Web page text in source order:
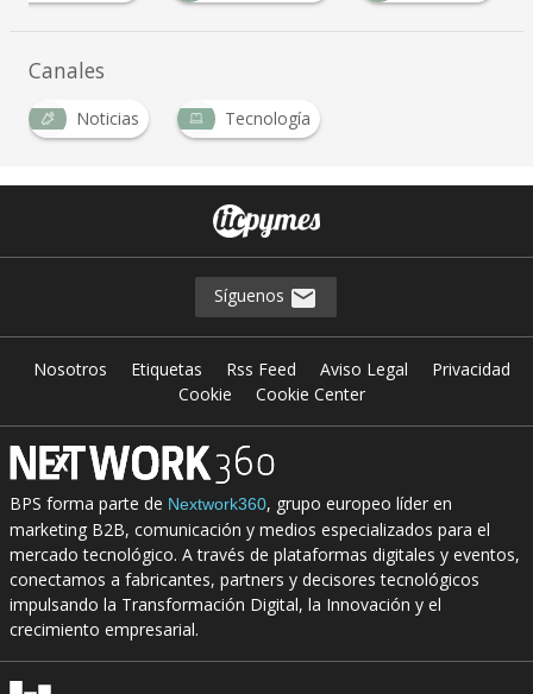
Canales
Noticias Tecnología
Síguenos
Nosotros Etiquetas Rss Feed Aviso Legal
Privacidad
Cookie
Cookie Center
BPS forma parte de Nextwork360, grupo europeo líder en
marketing B2B, comunicación y medios especializados para el
mercado tecnológico. A través de plataformas digitales y eventos,
conectamos a fabricantes, partners y decisores tecnológicos
impulsando la Transformación Digital, la Innovación y el
crecimiento empresarial.